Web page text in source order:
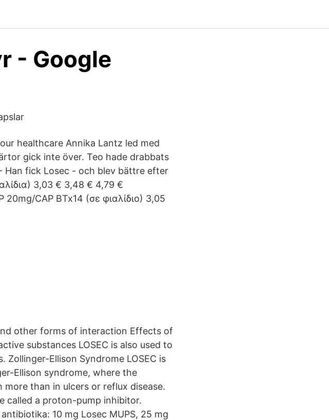
- Google
healthcare Annika Lantz led med
gick inte över. Teo hade drabbats
Han fick Losec - och blev bättre efter
3,03 € 3,48 € 4,79 €
20mg/CAP BTx14 (σε φιαλίδιο) 3,05
other forms of interaction Effects of
substances LOSEC is also used to
Zollinger-Ellison Syndrome LOSEC is
Ellison syndrome, where the
than in ulcers or reflux disease.
called a proton-pump inhibitor.
10 mg Losec MUPS, 25 mg